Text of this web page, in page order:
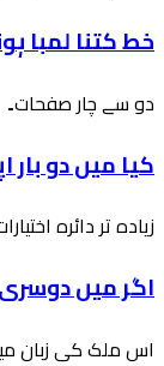
خط کتنا لمبا
دو سے چار صفحات۔
کیا میں دو بار
زیادہ تر دائرہ
اگر میں دوسری
اس ملک کی زبان